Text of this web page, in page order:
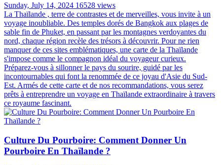
Sunday, July 14, 2024 16528 views
La Thaïlande , terre de contrastes et de merveilles, vous invite à un
voyage inoubliable. Des temples dorés de Bangkok aux plages de
sable fin de Phuket, en passant par les montagnes verdoyantes du
nord, chaque région recèle des trésors à découvrir. Pour ne rien
manquer de ces sites emblématiques, une carte de la Thaïlande
s'impose comme le compagnon idéal du voyageur curieux.
Préparez-vous à sillonner le pays du sourire, guidé par les
incontournables qui font la renommée de ce joyau d'Asie du Sud-
Est. Armés de cette carte et de nos recommandations, vous serez
prêts à entreprendre un voyage en Thaïlande extraordinaire à travers
ce royaume fascinant.
Culture Du Pourboire: Comment Donner Un
Pourboire En Thaïlande ?